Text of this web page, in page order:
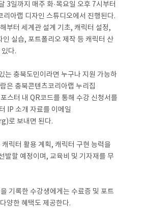
3일까지 매주 화·목요일 오후 7시부터
리아랩 디자인 스튜디오에서 진행된다.
부터 세계관 설계 기초, 캐릭터 설정,
실습, 포트폴리오 제작 등 캐릭터 산
다.
는 충북도민이라면 누구나 지원 가능하
은 충북콘텐츠코리아랩 누리집
스터 내 QR코드를 통해 수강 신청서를
IP 소개 자료를 이메일
로 보내면 된다.
릭터 활용 계획, 캐릭터 구현 능력을
발할 예정이며, 교육비 및 기자재를 무
기록한 수강생에게는 수료증 및 포트
양한 혜택도 제공한다.